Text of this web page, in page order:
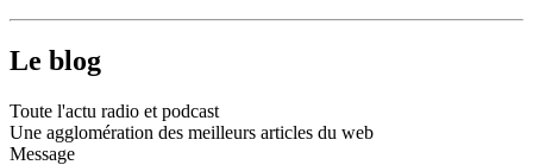
Le blog
Toute l'actu radio et podcast
Une agglomération des meilleurs articles du web
Message